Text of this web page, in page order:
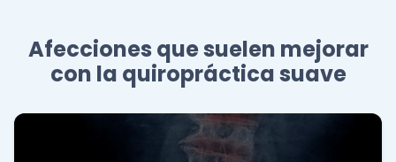
Afecciones que suelen mejorar
con la quiropráctica suave